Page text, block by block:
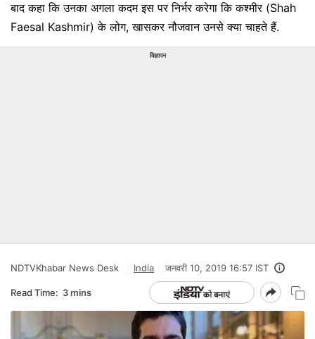
बाद कहा कि उनका अगला कदम इस पर निर्भर करेगा कि कश्मीर (Shah
Faesal Kashmir) के लोग, खासकर नौजवान उनसे क्या चाहते हैं.
विज्ञापन
NDTVKhabar News Desk India जनवरी 10, 2019 16:57 IST
Read Time: 3 mins